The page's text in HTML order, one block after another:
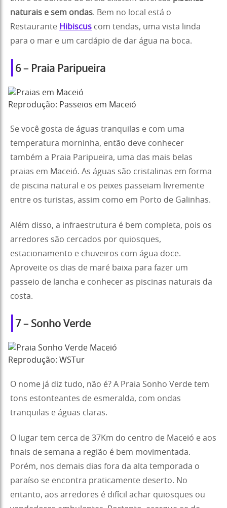
naturais e sem ondas. Bem no local está o
Restaurante Hibiscus com tendas, uma vista linda
para o mar e um cardápio de dar água na boca.
6 – Praia Paripueira
Reprodução: Passeios em Maceió
Se você gosta de águas tranquilas e com uma
temperatura morninha, então deve conhecer
também a Praia Paripueira, uma das mais belas
praias em Maceió. As águas são cristalinas em forma
de piscina natural e os peixes passeiam livremente
entre os turistas, assim como em Porto de Galinhas.
Além disso, a infraestrutura é bem completa, pois os
arredores são cercados por quiosques,
estacionamento e chuveiros com água doce.
Aproveite os dias de maré baixa para fazer um
passeio de lancha e conhecer as piscinas naturais da
costa.
7 – Sonho Verde
Reprodução: WSTur
O nome já diz tudo, não é? A Praia Sonho Verde tem
tons estonteantes de esmeralda, com ondas
tranquilas e águas claras.
O lugar tem cerca de 37Km do centro de Maceió e aos
finais de semana a região é bem movimentada.
Porém, nos demais dias fora da alta temporada o
paraíso se encontra praticamente deserto. No
entanto, aos arredores é difícil achar quiosques ou